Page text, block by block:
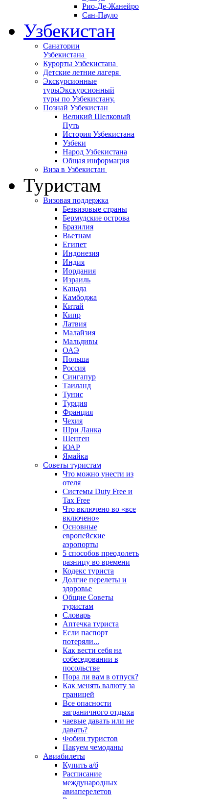
Рио-Де-Жанейро
Сан-Пауло
Узбекистан
Санатории
Узбекистана
Курорты Узбекистана
Детские летние лагеря
Экскурсионные
турыЭкскурсионный
туры по Узбекистану.
Познай Узбекистан
Великий Шелковый
Путь
История Узбекистана
Узбеки
Народ Узбекистана
Общая информация
Виза в Узбекистан
Туристам
Визовая поддержка
Безвизовые страны
Бермудские острова
Бразилия
Вьетнам
Египет
Индонезия
Индия
Иордания
Израиль
Канада
Камбоджа
Китай
Кипр
Латвия
Малайзия
Мальдивы
ОАЭ
Польша
Россия
Сингапур
Таиланд
Тунис
Турция
Франция
Чехия
Шри Ланка
Шенген
ЮАР
Ямайка
Советы туристам
Что можно унести из
отеля
Системы Duty Free и
Tax Free
Что включено во «все
включено»
Основные
европейские
аэропорты
5 способов преодолеть
разницу во времени
Кодекс туриста
Долгие перелеты и
здоровье
Общие Советы
туристам
Словарь
Аптечка туриста
Если паспорт
потеряли...
Как вести себя на
собеседовании в
посольстве
Пора ли вам в отпуск?
Как менять валюту за
границей
Все опасности
заграничного отдыха
чаевые давать или не
давать?
Фобии туристов
Пакуем чемоданы
Авиабилеты
Купить а/б
Расписание
международных
авиаперелетов